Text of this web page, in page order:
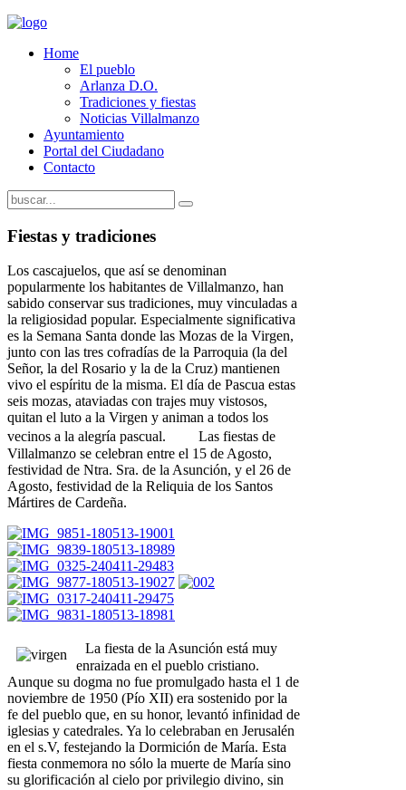
Home
El pueblo
Arlanza D.O.
Tradiciones y fiestas
Noticias Villalmanzo
Ayuntamiento
Portal del Ciudadano
Contacto
Fiestas y tradiciones
Los cascajuelos, que así se denominan
popularmente los habitantes de Villalmanzo, han
sabido conservar sus tradiciones, muy vinculadas a
la religiosidad popular. Especialmente significativa
es la Semana Santa donde las Mozas de la Virgen,
junto con las tres cofradías de la Parroquia (la del
Señor, la del Rosario y la de la Cruz) mantienen
vivo el espíritu de la misma. El día de Pascua estas
seis mozas, ataviadas con trajes muy vistosos,
quitan el luto a la Virgen y animan a todos los
vecinos a la alegría pascual. Las fiestas de
Villalmanzo se celebran entre el 15 de Agosto,
festividad de Ntra. Sra. de la Asunción, y el 26 de
Agosto, festividad de la Reliquia de los Santos
Mártires de Cardeña.
La fiesta de la Asunción está muy
enraizada en el pueblo cristiano.
Aunque su dogma no fue promulgado hasta el 1 de
noviembre de 1950 (Pío XII) era sostenido por la
fe del pueblo que, en su honor, levantó infinidad de
iglesias y catedrales. Ya lo celebraban en Jerusalén
en el s.V, festejando la Dormición de María. Esta
fiesta conmemora no sólo la muerte de María sino
su glorificación al cielo por privilegio divino, sin